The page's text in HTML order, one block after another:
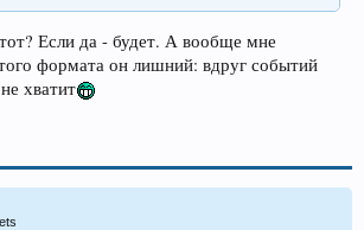
Если да - будет. А вообще мне
формата он лишний: вдруг событий
хватит